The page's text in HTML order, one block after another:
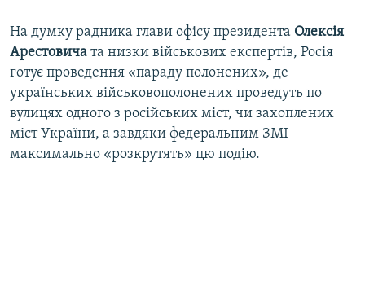
На думку радника глави офісу президента Олексія
Арестовича та низки військових експертів, Росія
готує проведення «параду полонених», де
українських військовополонених проведуть по
вулицях одного з російських міст, чи захоплених
міст України, а завдяки федеральним ЗМІ
максимально «розкрутять» цю подію.